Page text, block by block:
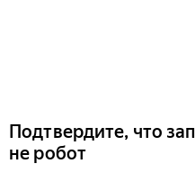
Подтвердите, что
не робот